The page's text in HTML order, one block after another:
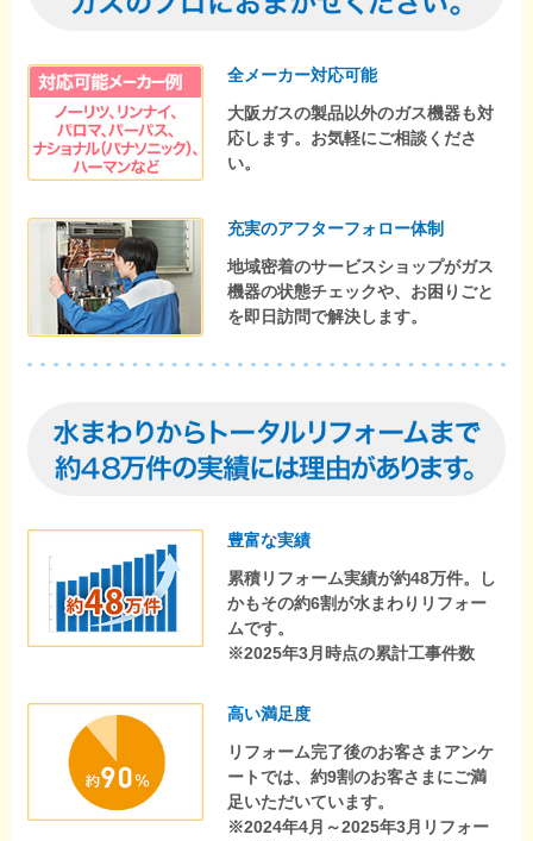
全メーカー対応可能
大阪ガスの製品以外のガス機器も対
応します。お気軽にご相談くださ
い。
充実のアフターフォロー体制
地域密着のサービスショップがガス
機器の状態チェックや、お困りごと
を即日訪問で解決します。
豊富な実績
累積リフォーム実績が約48万件。し
かもその約6割が水まわりリフォー
ムです。
※2025年3月時点の累計工事件数
高い満足度
リフォーム完了後のお客さまアンケ
ートでは、約9割のお客さまにご満
足いただいています。
※2024年4月～2025年3月リフォー